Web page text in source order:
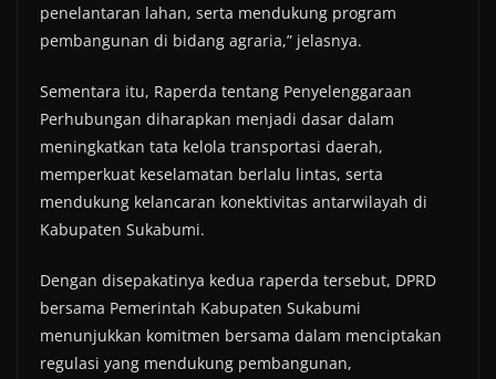
penelantaran lahan, serta mendukung program
pembangunan di bidang agraria,” jelasnya.
Sementara itu, Raperda tentang Penyelenggaraan
Perhubungan diharapkan menjadi dasar dalam
meningkatkan tata kelola transportasi daerah,
memperkuat keselamatan berlalu lintas, serta
mendukung kelancaran konektivitas antarwilayah di
Kabupaten Sukabumi.
Dengan disepakatinya kedua raperda tersebut, DPRD
bersama Pemerintah Kabupaten Sukabumi
menunjukkan komitmen bersama dalam menciptakan
regulasi yang mendukung pembangunan,